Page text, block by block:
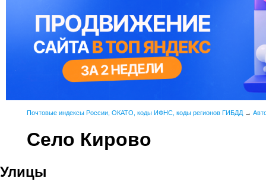
Почтовые индексы России, ОКАТО, коды ИФНС, коды регионов ГИБДД →
Село Кирово
Улицы